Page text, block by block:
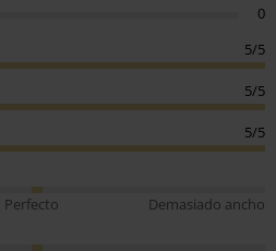
0
5/5
5/5
5/5
Perfecto
Demasiado ancho